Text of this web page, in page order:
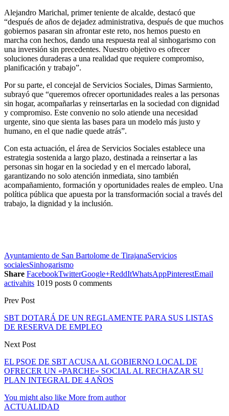
Alejandro Marichal, primer teniente de alcalde, destacó que
“después de años de dejadez administrativa, después de que muchos
gobiernos pasaran sin afrontar este reto, nos hemos puesto en
marcha con hechos, dando una respuesta real al sinhogarismo con
una inversión sin precedentes. Nuestro objetivo es ofrecer
soluciones duraderas a una realidad que requiere compromiso,
planificación y trabajo”.
Por su parte, el concejal de Servicios Sociales, Dimas Sarmiento,
subrayó que “queremos ofrecer oportunidades reales a las personas
sin hogar, acompañarlas y reinsertarlas en la sociedad con dignidad
y compromiso. Este convenio no solo atiende una necesidad
urgente, sino que sienta las bases para un modelo más justo y
humano, en el que nadie quede atrás”.
Con esta actuación, el área de Servicios Sociales establece una
estrategia sostenida a largo plazo, destinada a reinsertar a las
personas sin hogar en la sociedad y en el mercado laboral,
garantizando no solo atención inmediata, sino también
acompañamiento, formación y oportunidades reales de empleo. Una
política pública que apuesta por la transformación social a través del
trabajo, la dignidad y la inclusión.
Ayuntamiento de San Bartolome de TirajanaServicios
socialesSinhogarismo
Share FacebookTwitterGoogle+ReddItWhatsAppPinterestEmail
activahits 1019 posts 0 comments
Prev Post
SBT DOTARÁ DE UN REGLAMENTE PARA SUS LISTAS
DE RESERVA DE EMPLEO
Next Post
EL PSOE DE SBT ACUSA AL GOBIERNO LOCAL DE
OFRECER UN «PARCHE» SOCIAL AL RECHAZAR SU
PLAN INTEGRAL DE 4 AÑOS
You might also like More from author
ACTUALIDAD